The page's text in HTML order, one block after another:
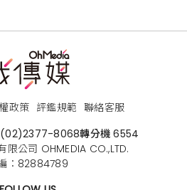
政策 評鑑規範 聯絡客服
(02)2377-8068轉分機 6554
限公司 OHMEDIA CO.,LTD.
：82884789